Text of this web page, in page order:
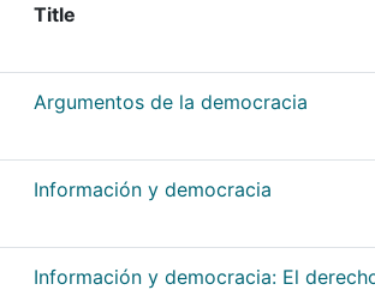
Title
Argumentos de la democracia
Información y democracia
Información y democracia: El